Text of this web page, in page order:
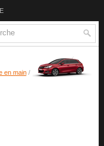
en main/